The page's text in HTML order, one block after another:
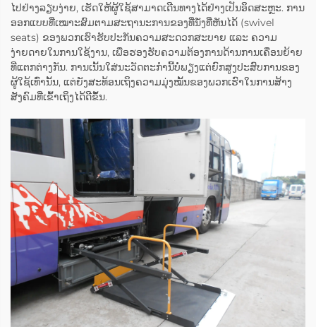
ໄປຢ່າງລຽບງ່າຍ, ເຮັດໃຫ້ຜູ້ໃຊ້ສາມາດເດີນທາງໄດ້ຢ່າງເປັນອິດສະຫຼະ. ການ
ອອກແບບທີ່ເໝາະສົມຕາມສະຖານະການຂອງທີ່ນັ່ງທີ່ຫັນໄດ້ (swivel
seats) ຂອງພວກເຮົາຮັບປະກັນຄວາມສະດວກສະບາຍ ແລະ ຄວາມ
ງ່າຍດາຍໃນການໃຊ້ງານ, ເພື່ອຮອງຮັບຄວາມຕ້ອງການດ້ານການເຄື່ອນຍ້າຍ
ທີ່ແຕກຕ່າງກັນ. ການເນັ້ນໃສ່ນະວັດຕະກຳນີ້ບໍ່ພຽງແຕ່ຍົກສູງປະສົບການຂອງ
ຜູ້ໃຊ້ເທົ່ານັ້ນ, ແຕ່ຍັງສະທ້ອນເຖິງຄວາມມຸ່ງໝັ້ນຂອງພວກເຮົາໃນການສ້າງ
ສັງຄົມທີ່ເຂົ້າເຖິງໄດ້ດີຂຶ້ນ.